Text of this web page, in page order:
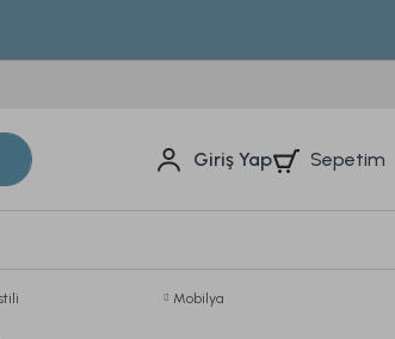
Giriş Yap Sepetim
Mobilya